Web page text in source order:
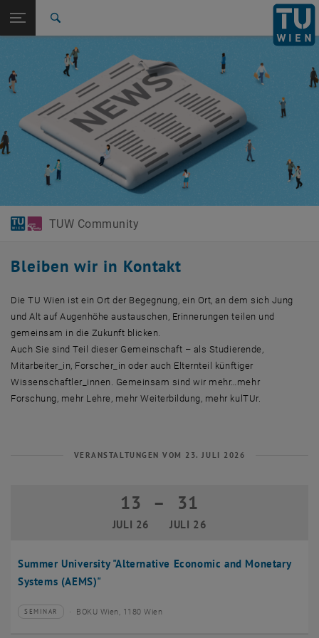
TU Login
Quicklinks
Quicklinks-Menü umschalten
Studium
International
Karriere
Zur 1. Menü Ebene
TUW Community
Zurück: Subseiten von TUW Community auflisten
Zurück zur letzten Ebene:
TUW Community
News & Events
TUW Community
Bleiben wir in Kontakt
Die TU Wien ist ein Ort der Begegnung, ein Ort, an dem sich Jung
und Alt auf Augenhöhe austauschen, Erinnerungen teilen und
gemeinsam in die Zukunft blicken.
Auch Sie sind Teil dieser Gemeinschaft – als Studierende,
Mitarbeiter_in, Forscher_in oder auch Elternteil künftiger
Wissenschaftler_innen. Gemeinsam sind wir mehr…mehr
Forschung, mehr Lehre, mehr Weiterbildung, mehr kulTUr.
VERANSTALTUNGEN VOM 23. JULI 2026
Summer University "Alternative Economic and Monetary
Systems (AEMS)"
13
JULI 26
13 Juli 2026 bis 31 Juli 2026
– 31
JULI 26
Veranstaltungstyp:
SEMINAR
Veranstaltungsort:BOKU Wien, 1180 Wien